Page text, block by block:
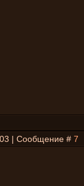
| Сообщение # 7